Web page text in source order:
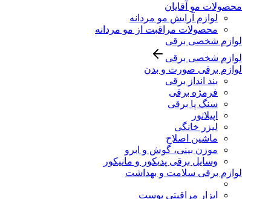
محصولات مو آقایان
لوازم آرایش مو مردانه
محصولات مراقبت از مو مردانه
لوازم شخصی برقی
لوازم شخصی برقی
لوازم برقی صورت و بدن
بند انداز برقی
فرمژه برقی
سنگ پا برقی
اپیلاتور
لیزر خانگی
ماشین اصلاح
موزن بینی، گوش و ابرو
وسایل برقی پدیکور و مانیکور
لوازم برقی سلامت و بهداشت
ابزار مراقبتی پوست